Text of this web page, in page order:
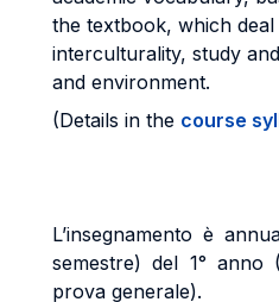
the textbook, which
interculturality, study
and environment.
(Details in the course
L’insegnamento è
semestre) del 1°
prova generale).